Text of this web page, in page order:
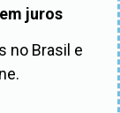
juros
no Brasil e